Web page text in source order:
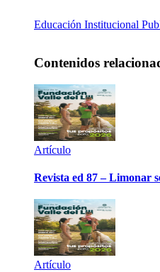
Educación Institucional
Contenidos
Artículo
Revista ed 87 – Limonar
Artículo